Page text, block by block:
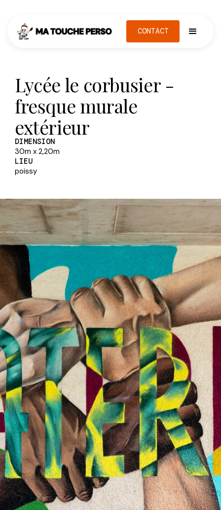
CONTACT
Lycée le corbusier -
fresque murale
extérieur
DIMENSION
30m x 2,20m
LIEU
poissy